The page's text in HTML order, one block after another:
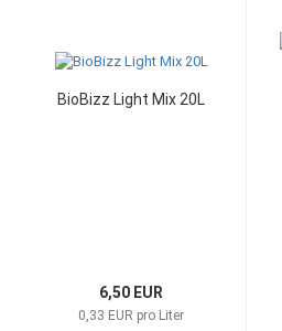
BioBizz Light Mix 20L
6,50 EUR
0,33 EUR pro Liter